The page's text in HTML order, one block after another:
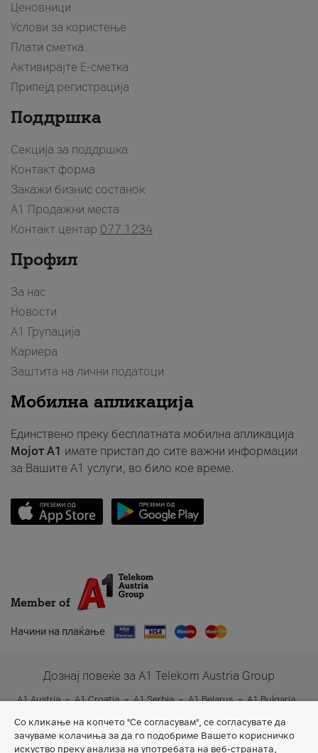
Ценовници
Услови за користење
Плати сметка
Активирајте Е-сметка
Припејд регистрација
Поддршка
Секција за поддршка
Контакт форма
Закажи бизнис состанок
A1 Продажни места
Контакт центар 077 1234
Профил
За нас
Новости
А1 Групација
Кариера
Заштита на лични податоци
Мобилна апликација
Единствено преку бесплатната мобилна апликација
Мојот A1 имате пристап до сите важни информации
за Вашите A1 услуги, во било кое време.
Member of
Начини на плаќање
Дознај повеќе за A1 Telekom Austria Group
A1 Austria A1 Croatia A1 Serbia A1 Belarus
A1 Bulgaria
Со кликање на копчето "Се согласувам", се согласувате да
зачуваме колачиња за да го подобриме Вашето корисничко
искуство преку анализа на употребата на веб-страната,